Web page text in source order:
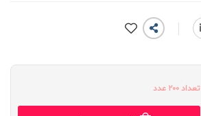
تعداد 200 عدد